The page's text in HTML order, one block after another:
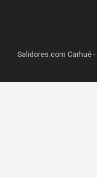
Salidores.com Carhué